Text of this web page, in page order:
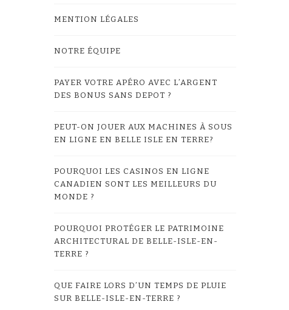
MENTION LÉGALES
NOTRE ÉQUIPE
PAYER VOTRE APÉRO AVEC L’ARGENT
DES BONUS SANS DEPOT ?
PEUT-ON JOUER AUX MACHINES À SOUS
EN LIGNE EN BELLE ISLE EN TERRE?
POURQUOI LES CASINOS EN LIGNE
CANADIEN SONT LES MEILLEURS DU
MONDE ?
POURQUOI PROTÉGER LE PATRIMOINE
ARCHITECTURAL DE BELLE-ISLE-EN-
TERRE ?
QUE FAIRE LORS D’UN TEMPS DE PLUIE
SUR BELLE-ISLE-EN-TERRE ?